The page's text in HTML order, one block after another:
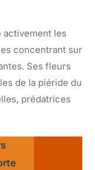
activement les
concentrant sur
Ses fleurs
de la piéride du
prédatrices